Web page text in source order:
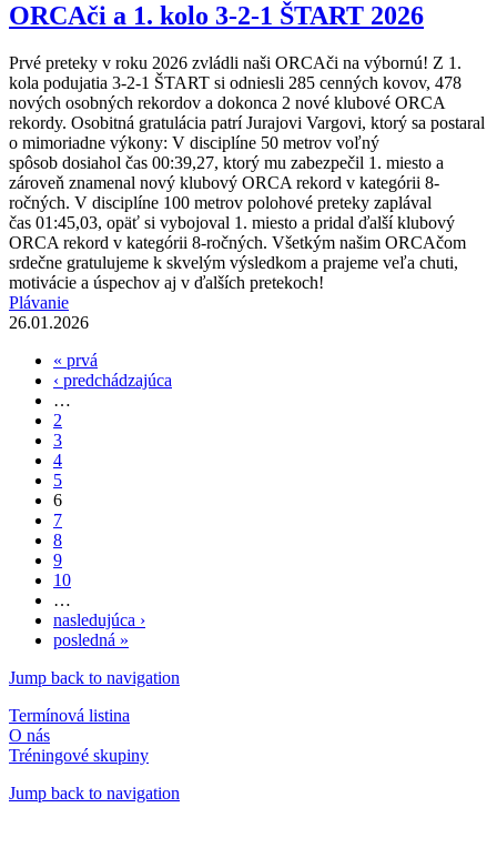
ORCAči a 1. kolo 3-2-1 ŠTART 2026
Prvé preteky v roku 2026 zvládli naši ORCAči na výbornú! Z 1.
kola podujatia 3-2-1 ŠTART si odniesli 285 cenných kovov, 478
nových osobných rekordov a dokonca 2 nové klubové ORCA
rekordy. Osobitná gratulácia patrí Jurajovi Vargovi, ktorý sa postaral
o mimoriadne výkony: V disciplíne 50 metrov voľný
spôsob dosiahol čas 00:39,27, ktorý mu zabezpečil 1. miesto a
zároveň znamenal nový klubový ORCA rekord v kategórii 8-
ročných. V disciplíne 100 metrov polohové preteky zaplával
čas 01:45,03, opäť si vybojoval 1. miesto a pridal ďalší klubový
ORCA rekord v kategórii 8-ročných. Všetkým našim ORCAčom
srdečne gratulujeme k skvelým výsledkom a prajeme veľa chuti,
motivácie a úspechov aj v ďalších pretekoch!
Plávanie
26.01.2026
Stránky
« prvá
‹ predchádzajúca
…
2
3
4
5
6
7
8
9
10
…
nasledujúca ›
posledná »
Jump back to navigation
Termínová listina
O nás
Tréningové skupiny
Jump back to navigation